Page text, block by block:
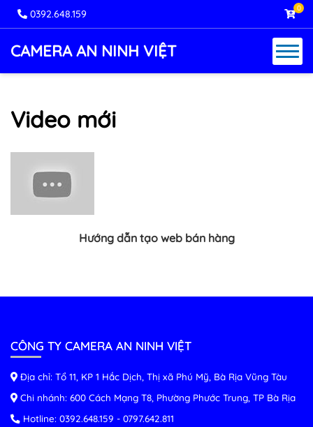
0392.648.159 0
CAMERA AN NINH VIỆT
Video mới
Hướng dẫn tạo web bán hàng
CÔNG TY CAMERA AN NINH VIỆT
Địa chỉ: Tổ 11, KP 1 Hắc Dịch, Thị xã Phú Mỹ, Bà Rịa Vũng Tàu
Chi nhánh: 600 Cách Mạng T8, Phường Phước Trung, TP Bà Rịa
Hotline: 0392.648.159 - 0797.642.811